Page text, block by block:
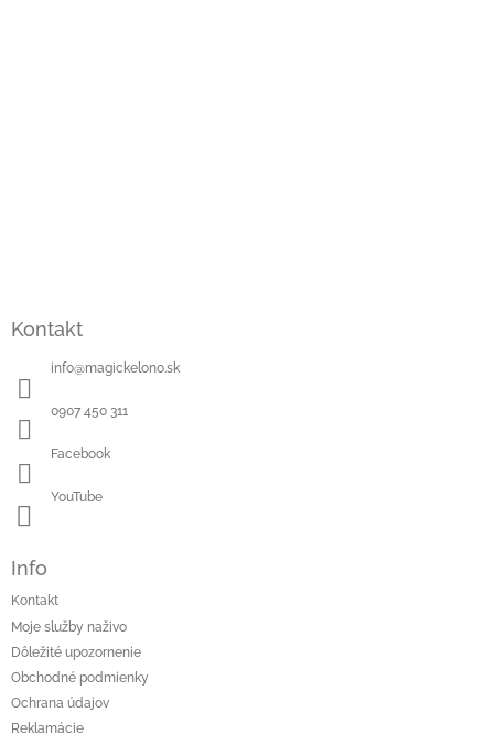
Kontakt
info@magickelono.sk
0907 450 311
Facebook
YouTube
Info
Kontakt
Moje služby naživo
Dôležité upozornenie
Obchodné podmienky
Ochrana údajov
Reklamácie